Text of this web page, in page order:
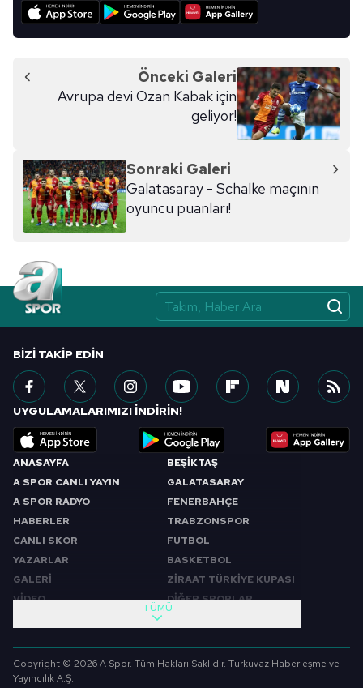
Önceki Galeri
Avrupa devi Ozan Kabak için
geliyor!
Sonraki Galeri
Galatasaray - Schalke maçının
oyuncu puanları!
ANASAYFA
A SPOR CANLI YAYIN
A SPOR RADYO
HABERLER
CANLI SKOR
YAZARLAR
GALERİ
VİDEO
BEŞİKTAŞ
GALATASARAY
FENERBAHÇE
TRABZONSPOR
FUTBOL
BASKETBOL
ZİRAAT TÜRKİYE KUPASI
DİĞER SPORLAR
SABAH SPORU
SPOR GÜNDEMİ
FUTBOL
TÜMÜ
BIZI TAKIP EDIN
UYGULAMALARIMIZI İNDİRİN!
Copyright © 2026 A Spor. Tüm Hakları Saklıdır. Turkuvaz Haberleşme ve
Yayıncılık A.Ş.